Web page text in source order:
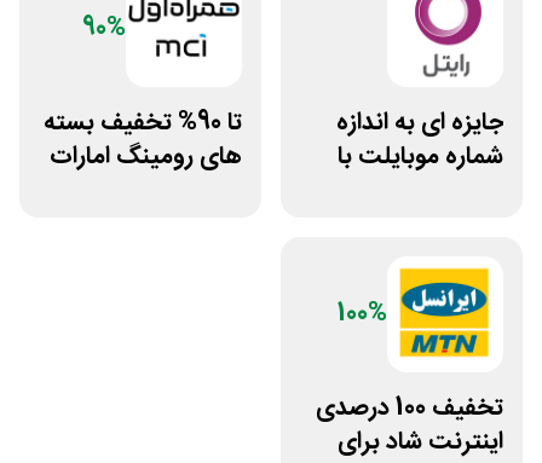
جایزه ای به اندازه
شماره موبایلت با
90%
تا 90% تخفیف بسته
های رومینگ امارات
100%
تخفیف 100 درصدی
اینترنت شاد برای